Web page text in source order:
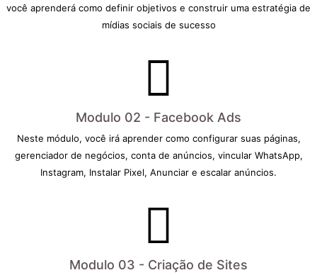
você aprenderá como definir objetivos e construir uma estratégia de
mídias sociais de sucesso
Modulo 02 - Facebook Ads
Neste módulo, você irá aprender como configurar suas páginas,
gerenciador de negócios, conta de anúncios, vincular WhatsApp,
Instagram, Instalar Pixel, Anunciar e escalar anúncios.
Modulo 03 - Criação de Sites